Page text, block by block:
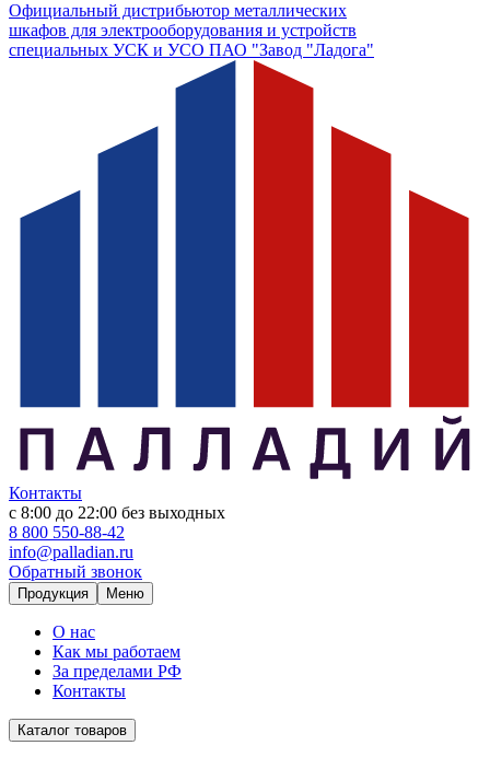
Официальный дистрибьютор металлических
шкафов для электрооборудования и устройств
специальных УСК и УСО ПАО "Завод "Ладога"
Контакты
с 8:00 до 22:00 без выходных
8 800 550-88-42
info@palladian.ru
Обратный звонок
Продукция Меню
О нас
Как мы работаем
За пределами РФ
Контакты
Каталог товаров